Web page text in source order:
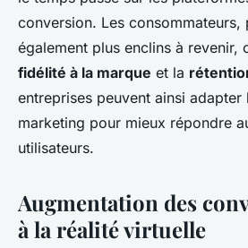
conversion. Les consommateurs,
également plus enclins à revenir,
fidélité à la marque et la
entreprises peuvent ainsi adapter
marketing pour mieux répondre
utilisateurs.
Augmentation des
à la réalité virtuelle